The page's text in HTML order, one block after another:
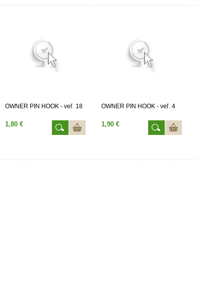
OWNER PIN HOOK - veľ. 18
1,80 €
OWNER PIN HOOK - veľ. 4
1,90 €